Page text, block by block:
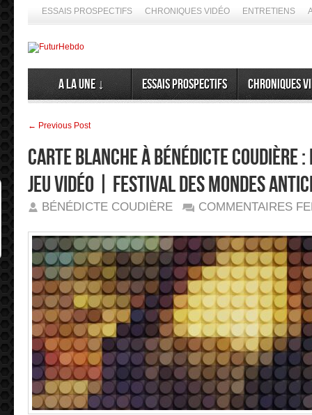
ESSAIS PROSPECTIFS CHRONIQUES VIDÉO ENTRETIENS
A la Une ↓ Essais prospectifs Chroniques
← Previous Post
Carte blanche à Bénédicte Coudière
jeu vidéo | Festival des Mondes
BÉNÉDICTE COUDIÈRE COMMENTAIRES
➦